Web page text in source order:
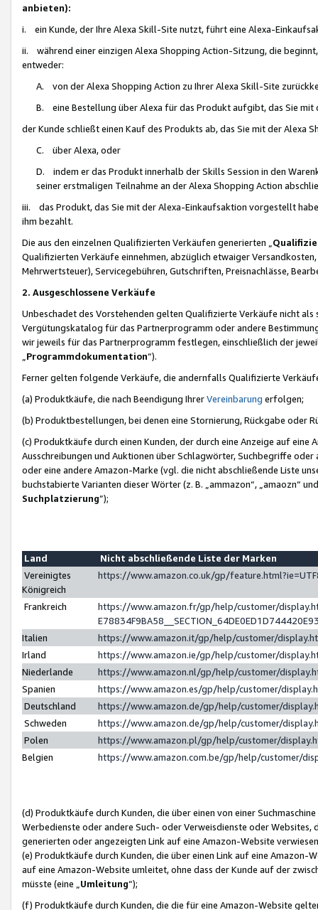
anbieten):
i. ein Kunde, der Ihre Alexa Skill-Site nutzt, führt eine Alexa-
ii. während einer einzigen Alexa Shopping Action-Sitzung, die
entweder:
A. von der Alexa Shopping Action zu Ihrer Alexa Skill-Site
B. eine Bestellung über Alexa für das Produkt aufgibt, das Sie mit
der Kunde schließt einen Kauf des Produkts ab, das Sie mit der Alexa
C. über Alexa, oder
D. indem er das Produkt innerhalb der Skills Session in den
seiner erstmaligen Teilnahme an der Alexa Shopping Action
iii. das Produkt, das Sie mit der Alexa-Einkaufsaktion vorgestellt
ihm bezahlt.
Die aus den einzelnen Qualifizierten Verkäufen generierten „
Qualifizierten Verkäufe einnehmen, abzüglich etwaiger
Mehrwertsteuer), Servicegebühren, Gutschriften, Preisnachlässe,
2. Ausgeschlossene Verkäufe
Unbeschadet des Vorstehenden gelten Qualifizierte Verkäufe nicht
Vergütungskatalog für das Partnerprogramm oder andere
wir jeweils für das Partnerprogramm festlegen, einschließlich der
Programmdokumentation“).
Ferner gelten folgende Verkäufe, die andernfalls Qualifizierte
(a) Produktkäufe, die nach Beendigung IhrerVereinbarung erfolgen;
(b) Produktbestellungen, bei denen eine Stornierung, Rückgabe oder
(c) Produktkäufe durch einen Kunden, der durch eine Anzeige auf
Ausschreibungen und Auktionen über Schlagwörter, Suchbegriffe
oder eine andere Amazon-Marke (vgl. die nicht abschließende Liste
buchstabierte Varianten dieser Wörter (z. B. „ammazon“, „amaozn“
Suchplatzierung”);
Land
Nicht abschließende Liste der Marken
Vereinigtes
Königreich
https://www.amazon.co.uk/gp/
Frankreich
https://www.amazon.fr/gp/help/customer/
Italien
https://www.amazon.it/gp/help/customer/
Irland
https://www.amazon.ie/gp/help/customer/
Niederlande
https://www.amazon.nl/gp/help/customer/
Spanien
https://www.amazon.es/gp/help/customer/
Deutschland
https://www.amazon.de/gp/help/customer/
Schweden
https://www.amazon.de/gp/help/customer/
Polen
https://www.amazon.pl/gp/help/customer/
Belgien
https://www.amazon.com.be/gp/help/customer/
(d) Produktkäufe durch Kunden, die über einen von einer
Werbedienste oder andere Such- oder Verweisdienste oder Websites,
generierten oder angezeigten Link auf eine Amazon-Website
(e) Produktkäufe durch Kunden, die über einen Link auf eine
auf eine Amazon-Website umleitet, ohne dass der Kunde auf der
müsste (eine „ Umleitung“);
(f) Produktkäufe durch Kunden, die die für eine Amazon-Website